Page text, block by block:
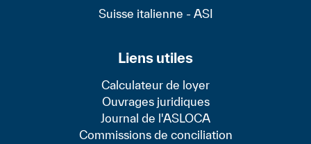
Suisse italienne - ASI
Liens utiles
Calculateur de loyer
Ouvrages juridiques
Journal de l'ASLOCA
Commissions de conciliation